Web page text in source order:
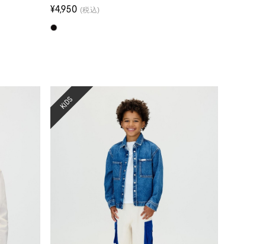
¥4,950 (税込)
KIDS